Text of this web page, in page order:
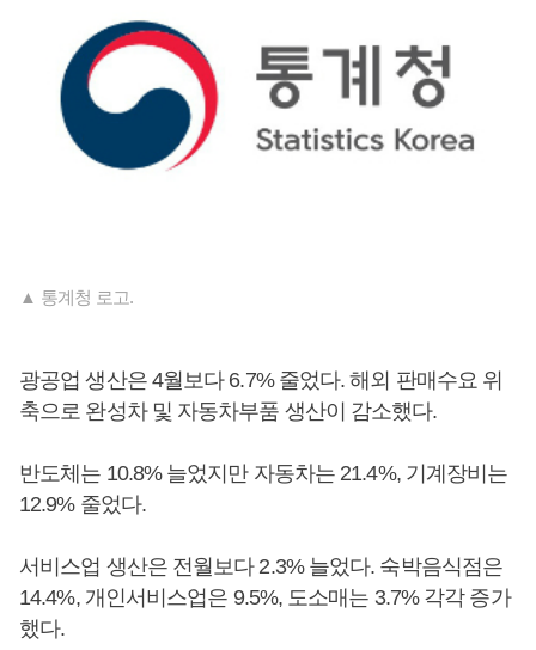
▲ 통계청 로고.
광공업 생산은 4월보다 6.7% 줄었다. 해외 판매수요 위
축으로 완성차 및 자동차부품 생산이 감소했다.
반도체는 10.8% 늘었지만 자동차는 21.4%, 기계장비는
12.9% 줄었다.
서비스업 생산은 전월보다 2.3% 늘었다. 숙박음식점은
14.4%, 개인서비스업은 9.5%, 도소매는 3.7% 각각 증가
했다.